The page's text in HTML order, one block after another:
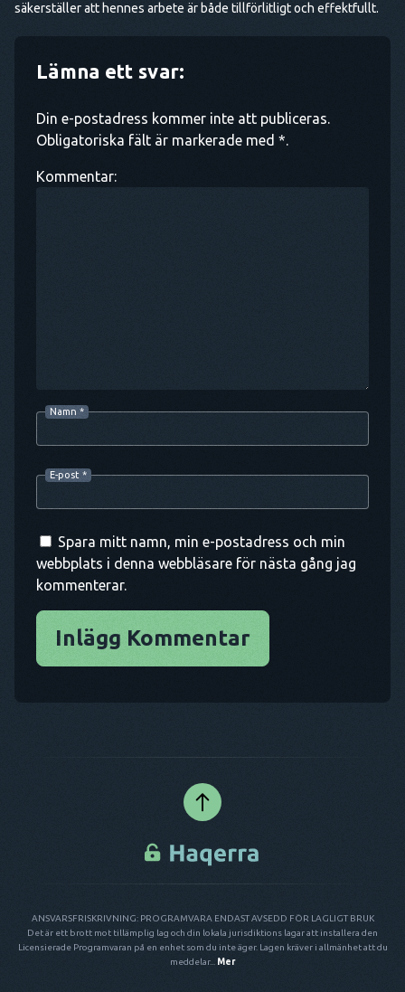
säkerställer att hennes arbete är både tillförlitligt och effektfullt.
Lämna ett svar:
Din e-postadress kommer inte att publiceras.
Obligatoriska fält är markerade med *.
Kommentar:
Namn *
E-post *
Spara mitt namn, min e-postadress och min
webbplats i denna webbläsare för nästa gång jag
kommenterar.
Inlägg Kommentar
ANSVARSFRISKRIVNING: PROGRAMVARA ENDAST AVSEDD FÖR LAGLIGT BRUK
Det är ett brott mot tillämplig lag och din lokala jurisdiktions lagar att installera den
Licensierade Programvaran på en enhet som du inte äger. Lagen kräver i allmänhet att du
meddelar...
Mer